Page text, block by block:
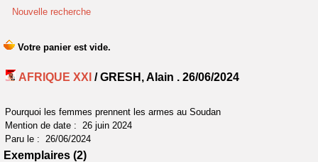
Nouvelle recherche
AFRIQUE XXI / GRESH, Alain . 26/06/2024
Pourquoi les femmes prennent les armes au Soudan
Mention de date : 26 juin 2024
Paru le : 26/06/2024
Exemplaires (2)